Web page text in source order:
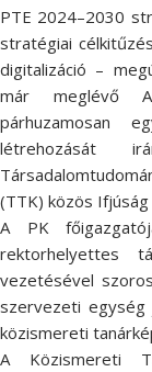
PTE 2024–2030
stratégiai
digitalizáció –
már meglévő
párhuzamosan
létrehozását
(TTK) közös Ifjúság
A PK
rektorhelyettes
vezetésével
szervezeti
közismereti
A Közismereti